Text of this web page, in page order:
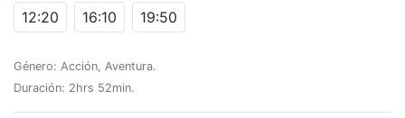
12:20
16:10 19:50
Género: Acción, Aventura.
Duración: 2hrs 52min.